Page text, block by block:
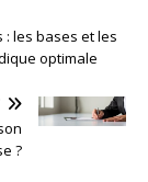
les bases et les
optimale
?